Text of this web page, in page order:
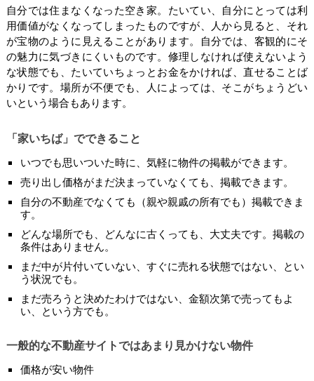
自分では住まなくなった空き家。たいてい、自分にとっては利
用価値がなくなってしまったものですが、人から見ると、それ
が宝物のように見えることがあります。自分では、客観的にそ
の魅力に気づきにくいものです。修理しなければ使えないよう
な状態でも、たいていちょっとお金をかければ、直せることば
かりです。場所が不便でも、人によっては、そこがちょうどい
いという場合もあります。
「家いちば」でできること
いつでも思いついた時に、気軽に物件の掲載ができます。
売り出し価格がまだ決まっていなくても、掲載できます。
自分の不動産でなくても（親や親戚の所有でも）掲載できま
す。
どんな場所でも、どんなに古くっても、大丈夫です。掲載の
条件はありません。
まだ中が片付いていない、すぐに売れる状態ではない、とい
う状況でも。
まだ売ろうと決めたわけではない、金額次第で売ってもよ
い、という方でも。
一般的な不動産サイトではあまり見かけない物件
価格が安い物件